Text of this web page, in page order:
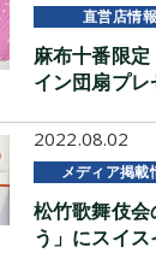
直営店情報
麻布十番限
イン団扇プレ
2022.08.02
メディア掲載
松竹歌舞伎
う」にスイ